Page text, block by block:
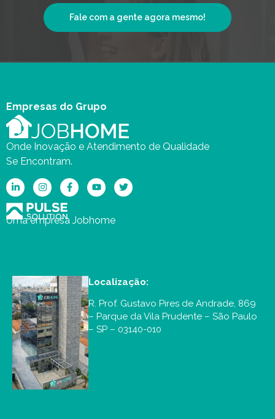
Fale com a gente agora mesmo!
Empresas do Grupo
Onde Inovação e Atendimento de Qualidade
Se Encontram.
Uma empresa Jobhome
Localização:
R. Prof. Gustavo Pires de Andrade, 869
– Parque da Vila Prudente – São Paulo
– SP – 03140-010